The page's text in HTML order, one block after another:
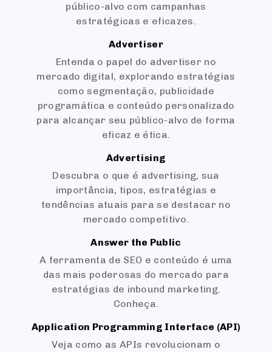
público-alvo com campanhas
estratégicas e eficazes.
Advertiser
Entenda o papel do advertiser no
mercado digital, explorando estratégias
como segmentação, publicidade
programática e conteúdo personalizado
para alcançar seu público-alvo de forma
eficaz e ética.
Advertising
Descubra o que é advertising, sua
importância, tipos, estratégias e
tendências atuais para se destacar no
mercado competitivo.
Answer the Public
A ferramenta de SEO e conteúdo é uma
das mais poderosas do mercado para
estratégias de inbound marketing.
Conheça.
Application Programming Interface (API)
Veja como as APIs revolucionam o